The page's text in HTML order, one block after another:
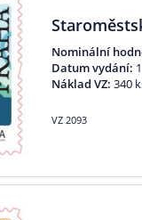
Nominální
Datum vydání:
Náklad VZ: 340
VZ 2093